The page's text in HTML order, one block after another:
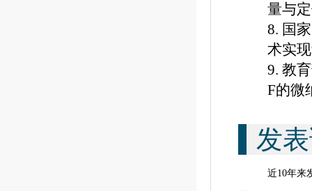
量与
8. 国
术实
9. 教
F的微
发
近10年来